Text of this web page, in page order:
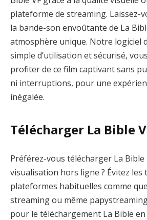
plateforme de streaming. Laissez-
la bande-son envoûtante de La
atmosphère unique. Notre logiciel
simple d’utilisation et sécurisé,
profiter de ce film captivant sans
ni interruptions, pour une
inégalée.
Télécharger La Bible
Préférez-vous télécharger La
visualisation hors ligne ? Évitez les
plateformes habituelles comme
streaming ou même
pour le téléchargement La Bible